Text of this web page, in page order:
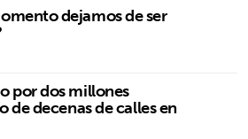
dejamos de ser
por dos millones
de decenas de calles en